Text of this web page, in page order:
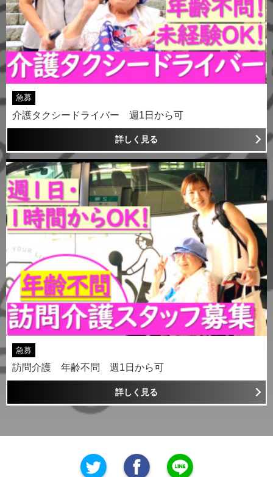
急募
介護タクシードライバー 週1日から可
詳しく見る
急募
訪問介護 年齢不問 週1日から可
詳しく見る